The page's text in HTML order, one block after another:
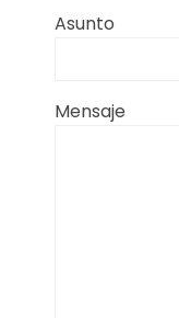
Asunto
Mensaje